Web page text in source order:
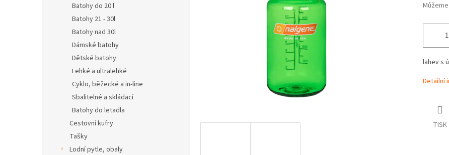
Batohy do 20 l
Batohy 21 - 30l
Batohy nad 30l
Dámské batohy
Dětské batohy
Lehké a ultralehké
Cyklo, běžecké a in-line
Sbalitelné a skládací
Batohy do letadla
Cestovní kufry
Tašky
Lodní pytle, obaly
lahev s
Detailní
TISK